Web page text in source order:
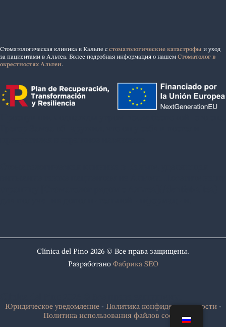
Стоматологическая клиника в Кальпе с стоматологические катастрофы и уход
за пациентами в Альтеа. Более подробная информация о нашем Стоматолог в
окрестностях Альтеи.
Clínica del Pino 2026 © Все права защищены.
Разработано Фабрика SEO
Юридическое уведомление- Политика конфиденциальности-
Политика использования файлов cookie